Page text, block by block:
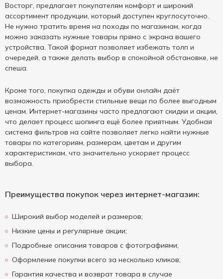
Восторг, предлагает покупателям комфорт и широкий
ассортимент продукции, который доступен круглосуточно.
Не нужно тратить время на походы по магазинам, когда
можно заказать нужные товары прямо с экрана вашего
устройства. Такой формат позволяет избежать толп и
очередей, а также делать выбор в спокойной обстановке, не
спеша.
Кроме того, покупка одежды и обуви онлайн даёт
возможность приобрести стильные вещи по более выгодным
ценам. Интернет-магазины часто предлагают скидки и акции,
что делает процесс шопинга ещё более приятным. Удобная
система фильтров на сайте позволяет легко найти нужные
товары по категориям, размерам, цветам и другим
характеристикам, что значительно ускоряет процесс
выбора.
Преимущества покупок через интернет-магазин:
Широкий выбор моделей и размеров;
Низкие цены и регулярные акции;
Подробные описания товаров с фотографиями;
Оформление покупки всего за несколько кликов;
Гарантия качества и возврат товара в случае